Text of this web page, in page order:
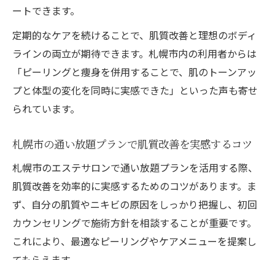
ートできます。
定期的なケアを続けることで、肌質改善と理想のボディ
ラインの両立が期待できます。札幌市内の利用者からは
「ピーリングと痩身を併用することで、肌のトーンアッ
プと体型の変化を同時に実感できた」といった声も寄せ
られています。
札幌市の通い放題プランで肌質改善を実感するコツ
札幌市のエステサロンで通い放題プランを活用する際、
肌質改善を効率的に実感するためのコツがあります。ま
ず、自分の肌質やニキビの原因をしっかり把握し、初回
カウンセリングで施術方針を相談することが重要です。
これにより、最適なピーリングやケアメニューを提案し